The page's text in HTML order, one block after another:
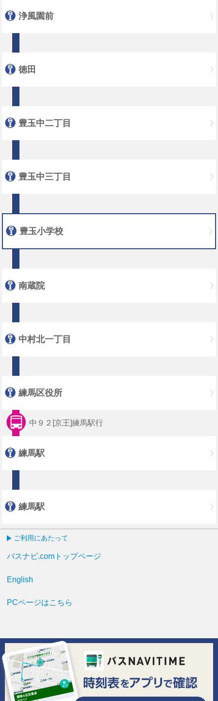
浄風園前
徳田
豊玉中二丁目
豊玉中三丁目
豊玉小学校
南蔵院
中村北一丁目
練馬区役所
中９２[京王]練馬駅行
練馬駅
練馬駅
ご利用にあたって
バスナビ.comトップページ
English
PCページはこちら